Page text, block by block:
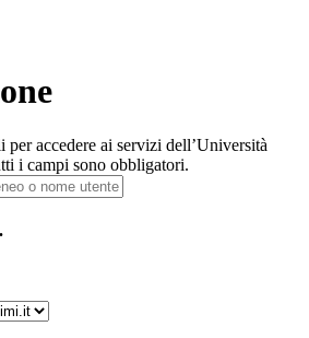
per accedere ai servizi dell’Università
i campi sono obbligatori.